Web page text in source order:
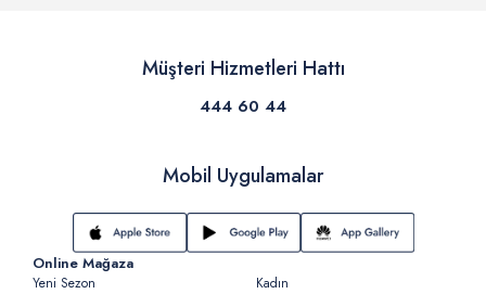
Müşteri Hizmetleri Hattı
444 60 44
Mobil Uygulamalar
Online Mağaza
Yeni Sezon
Kadın